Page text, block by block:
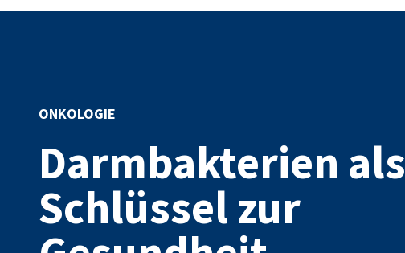
ONKOLOGIE
Darmbakterien als
Schlüssel zur